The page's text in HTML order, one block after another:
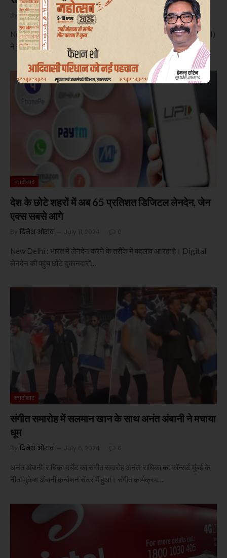
By दिनेश ओरांव October 1, 2024
New Delhi। मार्केट रेगुलेटर सिक्योरिटी एंड एक्सचेंज बोर्ड ऑफ इंडिया (SEBI)
ने हुंडई मोटर इंडिया समय पांच कंपनियों को आईपीओ…
कारोबार
देश के छोटे शहरों में अब 65 प्रतिशत डिजिटल लेनदेन, जेन
एक्स सबसे आगे
By दिनेश ओरांव July 11, 2024 0
New Delhi : भारत में लेनदेन करने के तरीके में बदलाव आ रहा है। Digital
लेनदेन की पहुंच छोटे दुकानदारों…
कारोबार
संगीत समारोह में सलमान खान के साथ अनंत अंबानी ने मचाया
धूम
By दिनेश ओरांव July 6, 2024 0
अनंत अंबानी-राधिका मर्चेंट का संगीत समारोह अनंत-राधिका का कॉन्सर्ट मुंबई के
नीता मुकेश अंबानी कन्वेंशन सेंटर में हुआ। संगीत कार्यक्रम…